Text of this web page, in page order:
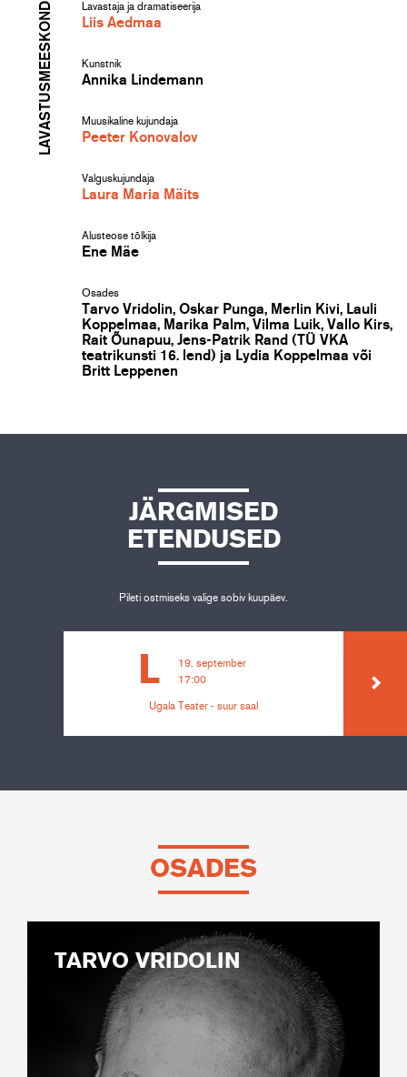
LAVASTUSMEESKOND Lavastaja ja dramatiseerija
Liis Aedmaa
Kunstnik
Annika Lindemann
Muusikaline kujundaja
Peeter Konovalov
Valguskujundaja
Laura Maria Mäits
Alusteose tõlkija
Ene Mäe
Osades
Tarvo Vridolin, Oskar Punga, Merlin Kivi, Lauli
Koppelmaa, Marika Palm, Vilma Luik, Vallo Kirs,
Rait Õunapuu, Jens-Patrik Rand (TÜ VKA
teatrikunsti 16. lend) ja Lydia Koppelmaa või
Britt Leppenen
JÄRGMISED
ETENDUSED
Pileti ostmiseks valige sobiv kuupäev.
L
19. september
17:00
Ugala Teater - suur saal
OSADES
TARVO VRIDOLIN